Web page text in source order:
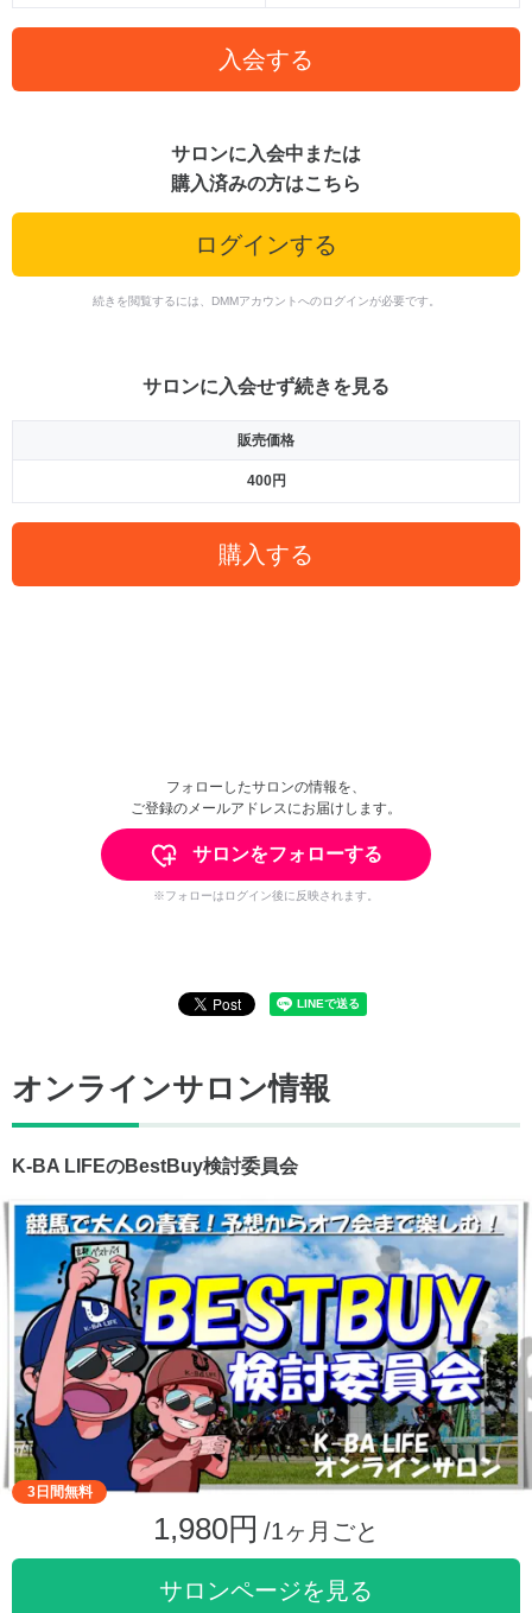
入会する
サロンに入会中または
購入済みの方はこちら
ログインする
続きを閲覧するには、DMMアカウントへのログインが必要です。
サロンに入会せず続きを見る
販売価格
400円
購入する
フォローしたサロンの情報を、
ご登録のメールアドレスにお届けします。
サロンをフォローする
※フォローはログイン後に反映されます。
オンラインサロン情報
K-BA LIFEのBestBuy検討委員会
3日間無料
1,980円 /1ヶ月ごと
サロンページを見る